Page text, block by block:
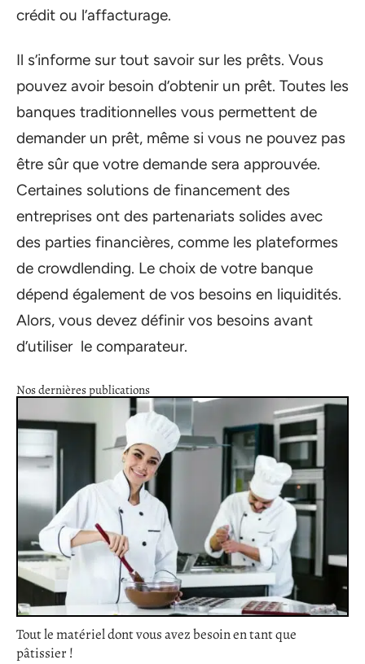
crédit ou l’affacturage.
Il s’informe sur tout savoir sur les prêts. Vous
pouvez avoir besoin d’obtenir un prêt. Toutes les
banques traditionnelles vous permettent de
demander un prêt, même si vous ne pouvez pas
être sûr que votre demande sera approuvée.
Certaines solutions de financement des
entreprises ont des partenariats solides avec
des parties financières, comme les plateformes
de crowdlending. Le choix de votre banque
dépend également de vos besoins en liquidités.
Alors, vous devez définir vos besoins avant
d’utiliser le comparateur.
Nos dernières publications
Tout le matériel dont vous avez besoin en tant que
pâtissier !